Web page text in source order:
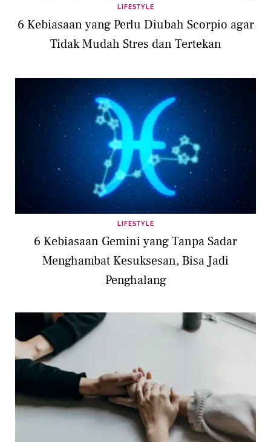
LIFESTYLE
6 Kebiasaan yang Perlu Diubah Scorpio agar
Tidak Mudah Stres dan Tertekan
LIFESTYLE
6 Kebiasaan Gemini yang Tanpa Sadar
Menghambat Kesuksesan, Bisa Jadi
Penghalang